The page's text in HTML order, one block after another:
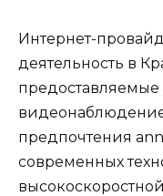
Интернет-
деятельность в
предоставляемые
предпочтения
современных